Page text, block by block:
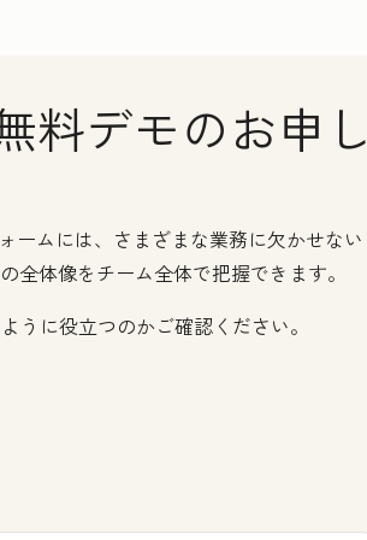
料デモのお申し
ームには、さまざまな業務に欠かせない
全体像をチーム全体で把握できます。
に役立つのかご確認ください。